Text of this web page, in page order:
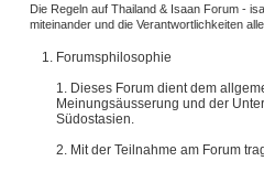
Die Regeln auf Thailand & Isaan Forum -
miteinander und die Verantwortlichkeiten
Forumsphilosophie
1. Dieses Forum dient dem
Meinungsäusserung und der
Südostasien.
2. Mit der Teilnahme am Forum